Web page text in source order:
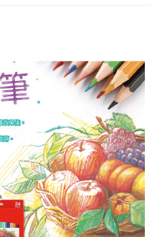
代理人或監護人之同意方可使用
將依據個別帳號之用戶狀況，依本公司即
額度不足之情形，本公司將視審查結果
人資訊註冊。若發現惡意使用之情形，
用戶之使用額度並採取法律行動。
)免運費
出貨)
)免運費